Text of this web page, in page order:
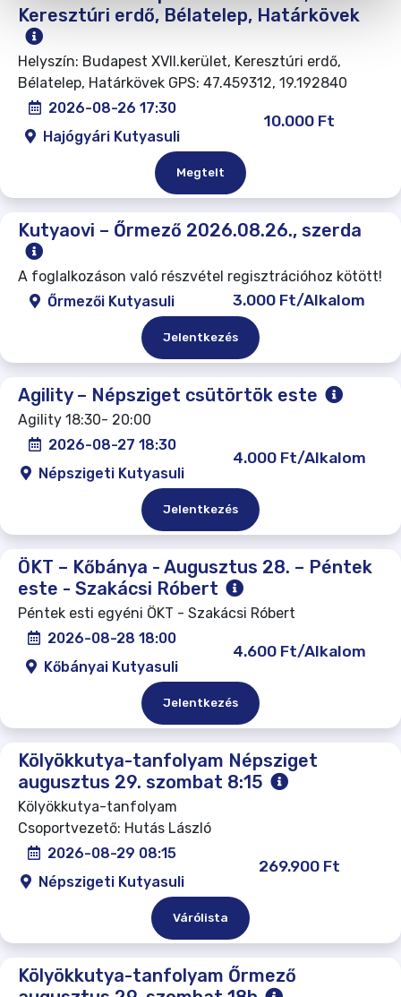
Keresztúri erdő, Bélatelep, Határkövek
Helyszín: Budapest XVII.kerület, Keresztúri erdő,
Bélatelep, Határkövek GPS: 47.459312, 19.192840
2026-08-26 17:30
Hajógyári Kutyasuli
10.000 Ft
Megtelt
Kutyaovi – Őrmező 2026.08.26., szerda
A foglalkozáson való részvétel regisztrációhoz kötött!
Őrmezői Kutyasuli
3.000 Ft/Alkalom
Jelentkezés
Agility – Népsziget csütörtök este
Agility 18:30- 20:00
2026-08-27 18:30
Népszigeti Kutyasuli
4.000 Ft/Alkalom
Jelentkezés
ÖKT – Kőbánya - Augusztus 28. – Péntek
este - Szakácsi Róbert
Péntek esti egyéni ÖKT - Szakácsi Róbert
2026-08-28 18:00
Kőbányai Kutyasuli
4.600 Ft/Alkalom
Jelentkezés
Kölyökkutya-tanfolyam Népsziget
augusztus 29. szombat 8:15
Kölyökkutya-tanfolyam
Csoportvezető: Hutás László
2026-08-29 08:15
Népszigeti Kutyasuli
269.900 Ft
Várólista
Kölyökkutya-tanfolyam Őrmező